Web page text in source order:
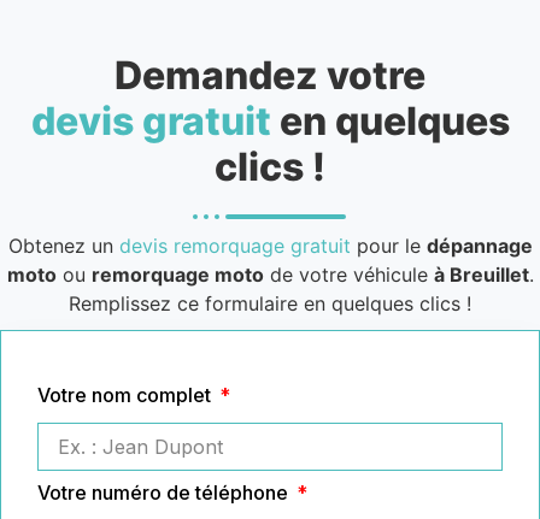
Demandez votre
devis gratuit en quelques
clics !
Obtenez un devis remorquage gratuit pour le dépannage
motoou remorquage motode votre véhicule à Breuillet.
Remplissez ce formulaire en quelques clics !
Votre nom complet
Votre numéro de téléphone